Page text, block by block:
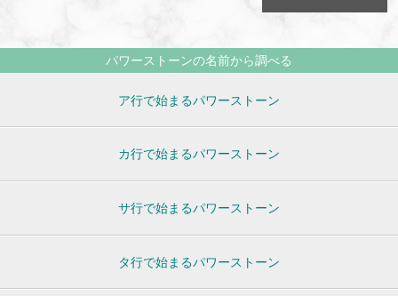
パワーストーンの名前から調べる
ア行で始まるパワーストーン
カ行で始まるパワーストーン
サ行で始まるパワーストーン
タ行で始まるパワーストーン